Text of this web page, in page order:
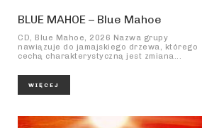
BLUE MAHOE – Blue Mahoe
CD, Blue Mahoe, 2026 Nazwa grupy
nawiązuje do jamajskiego drzewa, którego
cechą charakterystyczną jest zmiana...
WIĘCEJ